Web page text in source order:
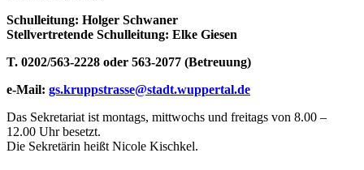
Schulleitung: Holger Schwaner
Stellvertretende Schulleitung: Elke Giesen
T. 0202/563-2228 oder 563-2077 (Betreuung)
e-Mail: gs.kruppstrasse@stadt.wuppertal.de
Das Sekretariat ist montags, mittwochs und freitags von 8.00 –
12.00 Uhr besetzt.
Die Sekretärin heißt Nicole Kischkel.